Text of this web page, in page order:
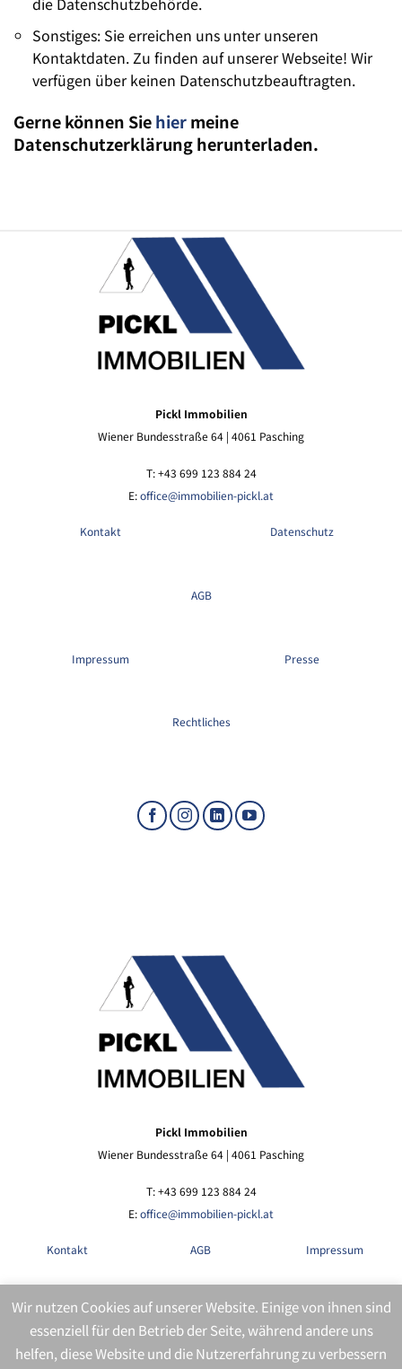
Sonstiges: Sie erreichen uns unter unseren
Kontaktdaten. Zu finden auf unserer Webseite! Wir
verfügen über keinen Datenschutzbeauftragten.
Gerne können Siehiermeine
Datenschutzerklärung herunterladen.
Pickl Immobilien
Wiener Bundesstraße 64 | 4061 Pasching
T: +43 699 123 884 24
E:office@immobilien-pickl.at
Kontakt Datenschutz
AGB
Impressum Presse
Rechtliches
Pickl Immobilien
Wiener Bundesstraße 64 | 4061 Pasching
T: +43 699 123 884 24
E:office@immobilien-pickl.at
Kontakt AGB Impressum
Datenschutz Presse Rechtliches
Wir nutzen Cookies auf unserer Website. Einige von ihnen sind
essenziell für den Betrieb der Seite, während andere uns
helfen, diese Website und die Nutzererfahrung zu verbessern